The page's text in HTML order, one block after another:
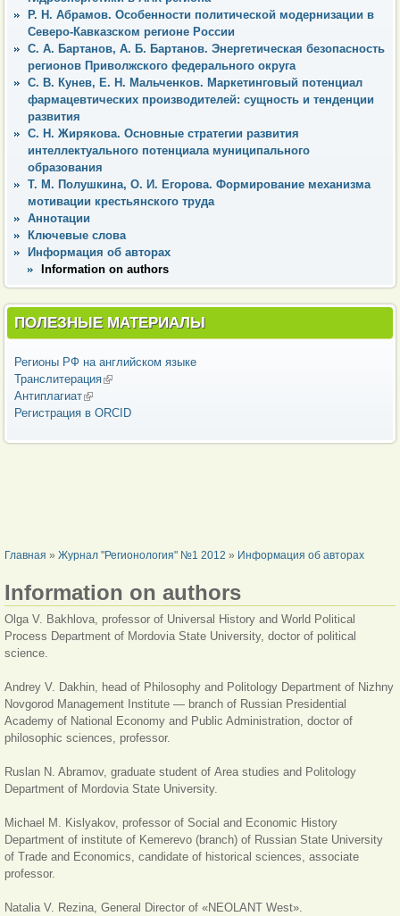
Р. Н. Абрамов. Особенности политической модернизации в
Северо-Кавказском регионе России
С. А. Бартанов, А. Б. Бартанов. Энергетическая безопасность
регионов Приволжского федерального округа
С. В. Кунев, Е. Н. Мальченков. Маркетинговый потенциал
фармацевтических производителей: сущность и тенденции
развития
С. Н. Жирякова. Основные стратегии развития
интеллектуального потенциала муниципального
образования
Т. М. Полушкина, О. И. Егорова. Формирование механизма
мотивации крестьянского труда
Аннотации
Ключевые слова
Информация об авторах
Information on authors
ПОЛЕЗНЫЕ МАТЕРИАЛЫ
Регионы РФ на английском языке
Транслитерация(внешняя ссылка)
Антиплагиат(внешняя ссылка)
Регистрация в ORCID
ВЫ ЗДЕСЬ
Главная » Журнал "Регионология" №1 2012 » Информация об авторах
Information on authors
Olga V. Bakhlova, professor of Universal History and World Political
Process Department of Mordovia State University, doctor of political
science.
Andrey V. Dakhin, head of Philosophy and Politology Department of Nizhny
Novgorod Management Institute — branch of Russian Presidential
Academy of National Economy and Public Administration, doctor of
philosophic sciences, professor.
Ruslan N. Abramov, graduate student of Аrea studies and Politology
Department of Mordovia State University.
Michael M. Kislyakov, professor of Social and Economic History
Department of institute of Kemerevo (branch) of Russian State University
of Trade and Economics, candidate of historical sciences, associate
professor.
Natalia V. Rezina, General Director of «NEOLANT West».